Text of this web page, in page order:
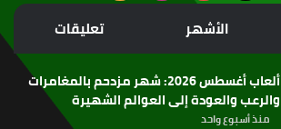
الموقع
RSS
الأشهر تعليقات
ألعاب أغسطس 2026: شهر مزدحم بالمغامرات
والرعب والعودة إلى العوالم الشهيرة
منذ أسبوع واحد